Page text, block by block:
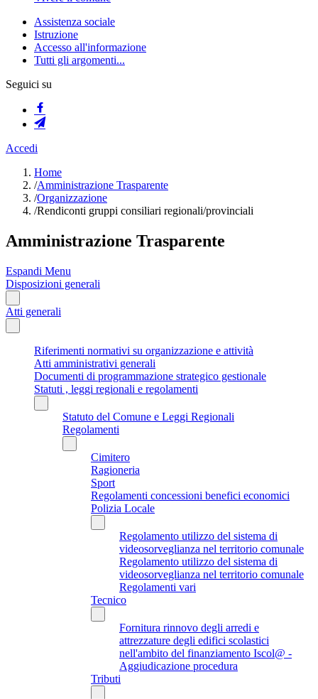
Assistenza sociale
Istruzione
Accesso all'informazione
Tutti gli argomenti...
Seguici su
Accedi
Home
/Amministrazione Trasparente
/Organizzazione
/Rendiconti gruppi consiliari regionali/provinciali
Amministrazione Trasparente
Espandi Menu
Disposizioni generali
Atti generali
Riferimenti normativi su organizzazione e attività
Atti amministrativi generali
Documenti di programmazione strategico gestionale
Statuti , leggi regionali e regolamenti
Statuto del Comune e Leggi Regionali
Regolamenti
Cimitero
Ragioneria
Sport
Regolamenti concessioni benefici economici
Polizia Locale
Regolamento utilizzo del sistema di
videosorveglianza nel territorio comunale
Regolamento utilizzo del sistema di
videosorveglianza nel territorio comunale
Regolamenti vari
Tecnico
Fornitura rinnovo degli arredi e
attrezzature degli edifici scolastici
nell'ambito del finanziamento Iscol@ -
Aggiudicazione procedura
Tributi